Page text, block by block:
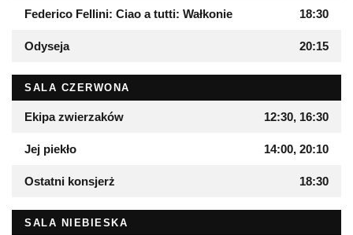
Federico Fellini: Ciao a tutti: Wałkonie 18:30
Odyseja 20:15
SALA CZERWONA
Ekipa zwierzaków 12:30, 16:30
Jej piekło 14:00, 20:10
Ostatni konsjerż 18:30
SALA NIEBIESKA